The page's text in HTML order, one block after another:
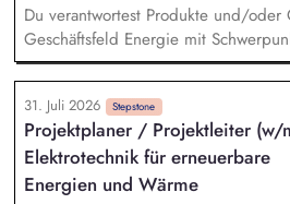
Du verantwortest Produkte und/oder
Geschäftsfeld Energie mit
neue Marktmodelle und entwickelst
Marktanforderung bis zur
Du steuerst den wirtschaftlichen und
deiner Strom- und Erdgasprodukte
Kennzahlen wie Umsatz,
Kundenakzeptanz und leitest daraus
31. Juli 2026 Stepstone
Projektplaner / Projektleiter (w/
Elektrotechnik für erneuerbare
Energien und Wärme